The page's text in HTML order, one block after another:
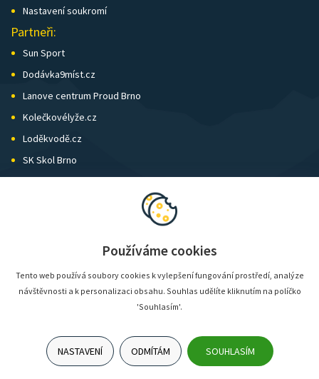
Nastavení soukromí
Partneři:
Sun Sport
Dodávka9míst.cz
Lanove centrum Proud Brno
Kolečkovélyže.cz
Loděkvodě.cz
SK Skol Brno
Biatlon Brno
Používáme cookies
Tento web používá soubory cookies k vylepšení fungování prostředí, analýze
návštěvnosti a k personalizaci obsahu. Souhlas udělíte kliknutím na políčko
'Souhlasím'.
NASTAVENÍ ODMÍTÁM SOUHLASÍM